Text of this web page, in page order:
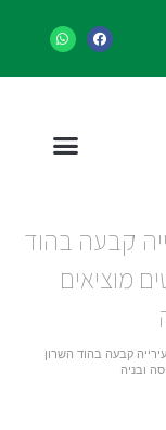
קבעה בהוד
מוציאים
קבעה בהוד השרון
ובניה